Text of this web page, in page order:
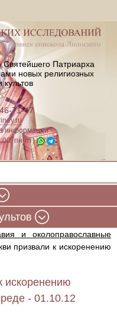
Святейшего Патриарха
новых религиозных
культов
71-47
информации
пн-пт)
и околоправославные
призвали к искоренению
искоренению
- 01.10.12